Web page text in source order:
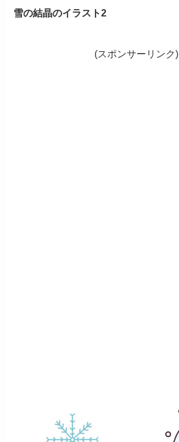
雪の結晶のイラスト2
(スポンサーリンク)